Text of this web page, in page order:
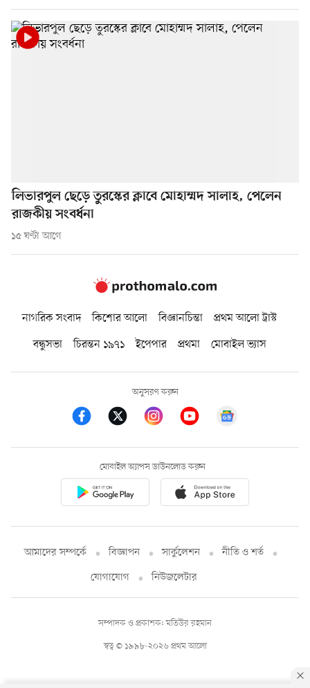
লিভারপুল ছেড়ে তুরস্কের ক্লাবে মোহাম্মদ সালাহ, পেলেন
রাজকীয় সংবর্ধনা
১৫ ঘণ্টা আগে
নাগরিক সংবাদ কিশোর আলো বিজ্ঞানচিন্তা
প্রথম আলো ট্রাস্ট
বন্ধুসভা
চিরন্তন ১৯৭১ ইপেপার প্রথমা মোবাইল ভ্যাস
অনুসরণ করুন
মোবাইল অ্যাপস ডাউনলোড করুন
আমাদের সম্পর্কে বিজ্ঞাপন সার্কুলেশন
নীতি ও শর্ত
যোগাযোগ
নিউজলেটার
স্বত্ব © ১৯৯৮-২০২৬ প্রথম আলো
সম্পাদক ও প্রকাশক: মতিউর রহমান